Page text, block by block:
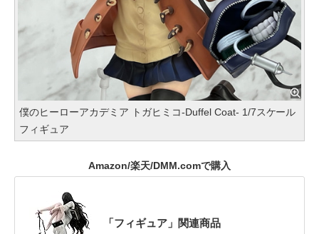
僕のヒーローアカデミア トガヒミコ-Duffel Coat- 1/7スケール
フィギュア
Amazon/楽天/DMM.comで購入
「フィギュア」関連商品